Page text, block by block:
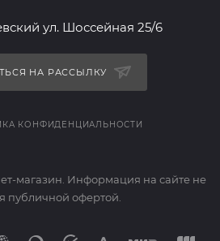
ул. Шоссейная 25/6
НА РАССЫЛКУ
КОНФИДЕНЦИАЛЬНОСТИ
магазин. Информация на сайте не
публичной офертой.